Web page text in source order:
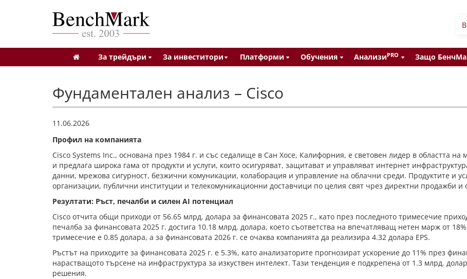
За трейдъри За инвеститори Платформи Обучения АнализиPRO Защо
Фундаментален анализ – Cisco
11.06.2026
Профил на компанията
Cisco Systems Inc., основана през 1984 г. и със седалище в Сан Хосе, Калифорния, е световен лидер в областта
и предлага широка гама от продукти и услуги, които осигуряват, защитават и управляват интернет
данни, мрежова сигурност, безжични комуникации, колаборация и управление на облачни среди. Продуктите и
организации, публични институции и телекомуникационни доставчици по целия свят чрез директни продажби
Резултати: Ръст, печалби и силен AI потенциал
Cisco отчита общи приходи от 56.65 млрд. долара за финансовата 2025 г., като през последното тримесечие
печалба за финансовата 2025 г. достига 10.18 млрд. долара, което съответства на впечатляващ нетен марж от
тримесечие е 0.85 долара, а за финансовата 2026 г. се очаква компанията да реализира 4.32 долара EPS.
Ръстът на приходите за финансовата 2025 г. е 5.3%, като анализаторите прогнозират ускорение до 11% през
нарастващото търсене на инфраструктура за изкуствен интелект. Тази тенденция е подкрепена от 1.3 млрд.
решения.